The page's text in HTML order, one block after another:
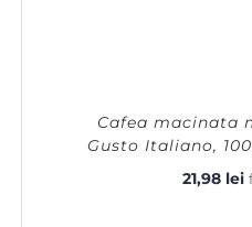
Cafea macinata
Gusto Italiano,
21,98 lei